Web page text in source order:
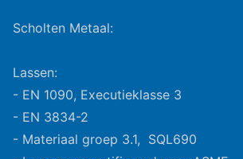
Scholten Metaal:
Lassen:
- EN 1090, Executieklasse 3
- EN 3834-2
- Materiaal groep 3.1, SQL690